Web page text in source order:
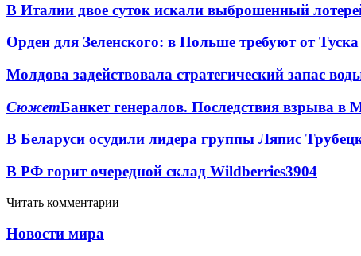
В Италии двое суток искали выброшенный
Орден для Зеленского: в Польше требуют от
Молдова задействовала стратегический запас
СюжетБанкет генералов. Последствия взрыва в
В Беларуси осудили лидера группы Ляпис
В РФ горит очередной склад Wildberries3904
Читать комментарии
Новости мира